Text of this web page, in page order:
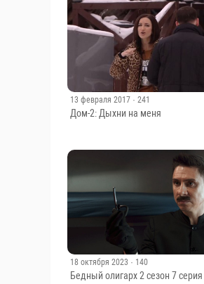
13 февраля 2017 · 241
Дом-2: Дыхни на меня
18 октября 2023 · 140
Бедный олигарх 2 сезон 7 серия